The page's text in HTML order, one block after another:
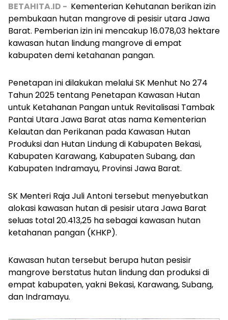
BETAHITA.ID - Kementerian Kehutanan berikan izin
pembukaan hutan mangrove di pesisir utara Jawa
Barat. Pemberian izin ini mencakup 16.078,03 hektare
kawasan hutan lindung mangrove di empat
kabupaten demi ketahanan pangan.
Penetapan ini dilakukan melalui SK Menhut No 274
Tahun 2025 tentang Penetapan Kawasan Hutan
untuk Ketahanan Pangan untuk Revitalisasi Tambak
Pantai Utara Jawa Barat atas nama Kementerian
Kelautan dan Perikanan pada Kawasan Hutan
Produksi dan Hutan Lindung di Kabupaten Bekasi,
Kabupaten Karawang, Kabupaten Subang, dan
Kabupaten Indramayu, Provinsi Jawa Barat.
SK Menteri Raja Juli Antoni tersebut menyebutkan
alokasi kawasan hutan di pesisir utara Jawa Barat
seluas total 20.413,25 ha sebagai kawasan hutan
ketahanan pangan (KHKP).
Kawasan hutan tersebut berupa hutan pesisir
mangrove berstatus hutan lindung dan produksi di
empat kabupaten, yakni Bekasi, Karawang, Subang,
dan Indramayu.